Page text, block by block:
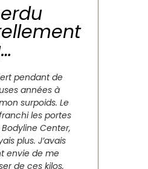
pendant de
années à
surpoids. Le
les portes
Bodyline Center,
plus. J’avais
envie de me
de ces kilos,